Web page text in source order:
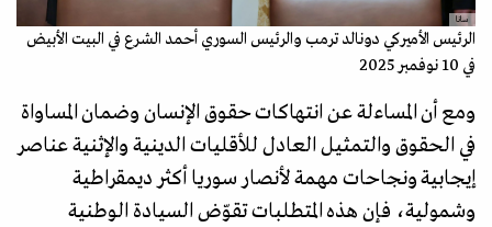
سانا
الرئيس الأميركي دونالد ترمب والرئيس السوري أحمد الشرع في البيت الأبيض
في 10 نوفمبر 2025
ومع أن المساءلة عن انتهاكات حقوق الإنسان وضمان المساواة
في الحقوق والتمثيل العادل للأقليات الدينية والإثنية عناصر
إيجابية ونجاحات مهمة لأنصار سوريا أكثر ديمقراطية
وشمولية، فإن هذه المتطلبات تقوّض السيادة الوطنية